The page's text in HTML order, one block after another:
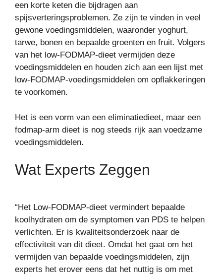
een korte keten die bijdragen aan
spijsverteringsproblemen. Ze zijn te vinden in veel
gewone voedingsmiddelen, waaronder yoghurt,
tarwe, bonen en bepaalde groenten en fruit. Volgers
van het low-FODMAP-dieet vermijden deze
voedingsmiddelen en houden zich aan een lijst met
low-FODMAP-voedingsmiddelen om opflakkeringen
te voorkomen.
Het is een vorm van een eliminatiedieet, maar een
fodmap-arm dieet is nog steeds rijk aan voedzame
voedingsmiddelen.
Wat Experts Zeggen
“Het Low-FODMAP-dieet vermindert bepaalde
koolhydraten om de symptomen van PDS te helpen
verlichten. Er is kwaliteitsonderzoek naar de
effectiviteit van dit dieet. Omdat het gaat om het
vermijden van bepaalde voedingsmiddelen, zijn
experts het erover eens dat het nuttig is om met